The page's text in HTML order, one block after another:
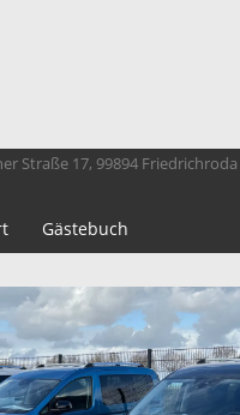
Straße 17, 99894
Gästebuch